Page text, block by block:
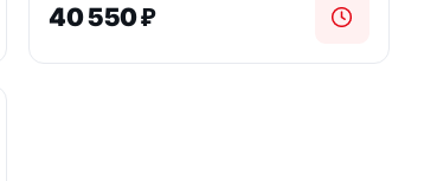
40 550₽